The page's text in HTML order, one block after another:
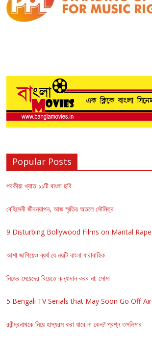
Popular Posts
পরকীয়া খ্যাত ১১টি বাংলা ছবি
বেহিসেবী জীবনযাপন, আজ স্মৃতির অতলে সৌমিত্র
9 Disturbing Bollywood Films on Marital Rape
আশা জাগিয়েও ব্যর্থ যে নয়টি বাংলা ধারাবাহিক
নিজের মেয়েদের বিয়েতে কন্যাদান করব না: সোমা
5 Bengali TV Serials that May Soon Go Off-Air
রবীন্দ্রনাথকে নিয়ে হাস্যরস করা যাবে না কেন? প্রশ্ন তসলিমার